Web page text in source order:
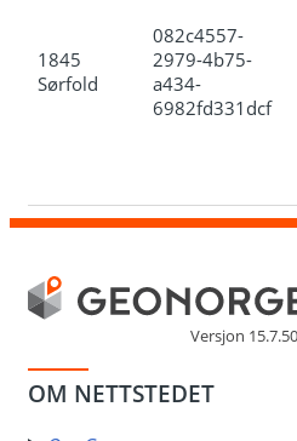
1845
Sørfold
082c4557-
2979-4b75-
a434-
6982fd331dcf